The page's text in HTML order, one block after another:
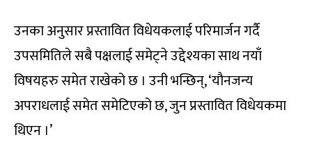
उनका अनुसार प्रस्तावित विधेयकलाई परिमार्जन गर्दै
उपसमितिले सबै पक्षलाई समेट्ने उद्देश्यका साथ नयाँ
विषयहरु समेत राखेको छ । उनी भन्छिन्, ‘यौनजन्य
अपराधलाई समेत समेटिएको छ, जुन प्रस्तावित विधेयकमा
थिएन ।’